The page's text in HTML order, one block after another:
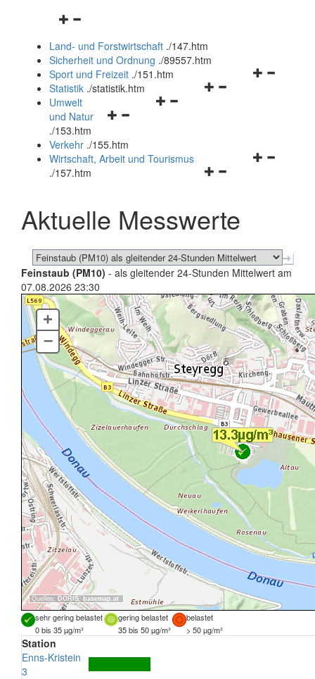
Navigationsmenü
und
schließen
Land- und Forstwirtschaft ./147.htm
Sicherheit und Ordnung ./89557.htm
Navigationsmenü
Sport und Freizeit ./151.htm
Navigationsmenü
Statistik ./statistik.htm
Navigationsmenü
und
schließen
Umwelt
und Natur
./153.htm
Verkehr ./155.htm
Navigationsmenü
schließen
Wirtschaft, Arbeit und Tourismus
./157.htm
Aktuelle Messwerte
Feinstaub (PM10) - als gleitender 24-Stunden Mittelwert am
07.08.2026 23:30
Quellen: DORIS, basemap.at
+
–
sehr gering belastet gering belastet
belastet
0 bis 35 µg/m³
35 bis 50 µg/m³ > 50 µg/m³
Station
Enns-Kristein
3